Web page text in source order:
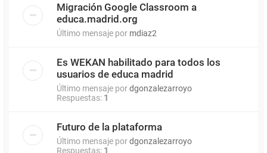
Migración Google Classroom a
educa.madrid.org
Último mensaje por mdiaz2
Es WEKAN habilitado para todos los
usuarios de educa madrid
Último mensaje pordgonzalezarroyo
Respuestas: 1
Futuro de la plataforma
Último mensaje pordgonzalezarroyo
Respuestas: 1